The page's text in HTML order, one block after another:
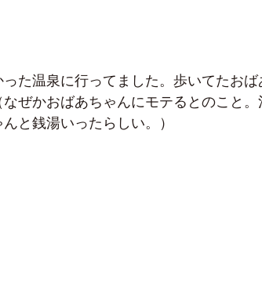
た温泉に行ってました。歩いてたおば
ぜかおばあちゃんにモテるとのこと。
と銭湯いったらしい。）